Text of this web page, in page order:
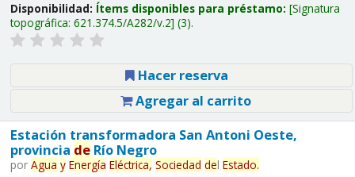
Disponibilidad: Ítems disponibles para préstamo: Signatura
topográfica: 621.374.5/A282/v.2 (3).
Hacer reserva
Agregar al carrito
Estación transformadora San Antoni Oeste,
provincia deRío Negro
por Agua y Energía Eléctrica, Sociedad del Estado.